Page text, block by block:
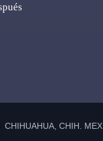
CHIH. MEX.